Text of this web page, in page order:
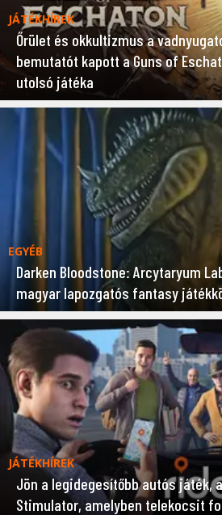
JÁTÉKHÍREK
Őrület és okkultizmus a
bemutatót kapott a Guns of
utolsó játéka
EGYÉB
Darken Bloodstone: Arcytaryum
magyar lapozgatós fantasy
JÁTÉKHÍREK
Jön a legidegesítőbb autós játék,
Stimulator, amelyben telekocsit